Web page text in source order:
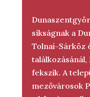
síkságnak a
Tolnai-Sárköz
fekszik. A
mezővárosok